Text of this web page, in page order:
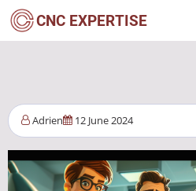
Aller
au
CNC EXPERTISE
Adrien 12 June 2024